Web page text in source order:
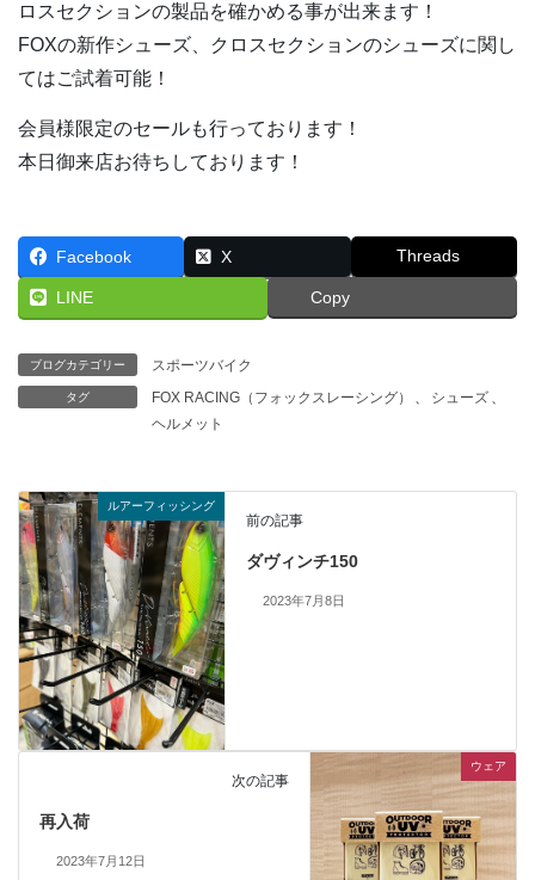
ロスセクションの製品を確かめる事が出来ます！
FOXの新作シューズ、クロスセクションのシューズに関し
てはご試着可能！
会員様限定のセールも行っております！
本日御来店お待ちしております！
Facebook X Threads
LINE Copy
ブログカテゴリー スポーツバイク
タグ FOX RACING（フォックスレーシング） 、 シューズ 、
ヘルメット
ルアーフィッシング
前の記事
ダヴィンチ150
2023年7月8日
ウェア
次の記事
再入荷
2023年7月12日